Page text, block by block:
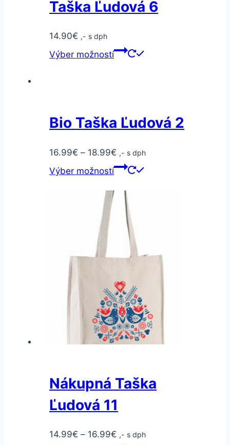
Taška Ľudová 6
14.90€ ,- s dph
Výber možností
Bio Taška Ľudová 2
16.99€ – 18.99€ ,- s dph
Výber možností
Nákupná Taška
Ľudová 11
14.99€ – 16.99€ ,- s dph